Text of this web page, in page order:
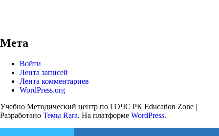
Мета
Войти
Лента записей
Лента комментариев
WordPress.org
Учебно Методический центр по ГОЧС РК Education Zone |
Разработано Темы Rara. На платформе WordPress.